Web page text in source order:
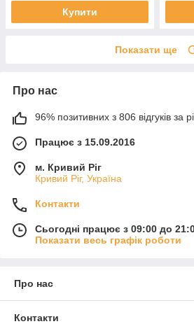
Купити
Показати ще
Про нас
96% позитивних з 806 відгуків за
Працює з 15.09.2016
м. Кривий Ріг
Кривий Ріг, Україна
Контакти
Сьогодні працює з 09:00 до
Показати весь графік роботи
Про нас
Контакти